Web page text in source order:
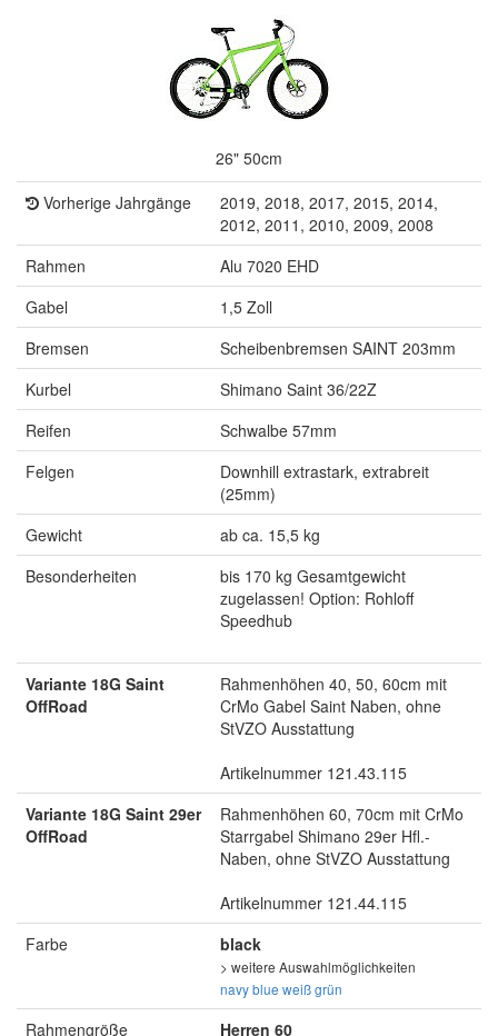
26" 50cm
Vorherige Jahrgänge
2019, 2018, 2017, 2015, 2014,
2012, 2011, 2010, 2009, 2008
Rahmen
Alu 7020 EHD
Gabel
1,5 Zoll
Bremsen
Scheibenbremsen SAINT 203mm
Kurbel
Shimano Saint 36/22Z
Reifen
Schwalbe 57mm
Felgen
Downhill extrastark, extrabreit
(25mm)
Gewicht
ab ca. 15,5 kg
Besonderheiten
bis 170 kg Gesamtgewicht
zugelassen! Option: Rohloff
Speedhub
Variante 18G Saint
OffRoad
Rahmenhöhen 40, 50, 60cm mit
CrMo Gabel Saint Naben, ohne
StVZO Ausstattung
Artikelnummer 121.43.115
Variante 18G Saint 29er
OffRoad
Rahmenhöhen 60, 70cm mit CrMo
Starrgabel Shimano 29er Hfl.-
Naben, ohne StVZO Ausstattung
Artikelnummer 121.44.115
Farbe
black
> weitere Auswahlmöglichkeiten
navy blue weißgrün
Rahmengröße Herren 60